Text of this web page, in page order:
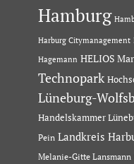
Hamburg
Harburg Citymanagement
Hagemann HELIOS
Technopark
Lüneburg-
Handelskammer
Pein Landkreis
Melanie-Gitte Lansmann